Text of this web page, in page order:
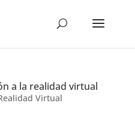
a la realidad virtual
Virtual